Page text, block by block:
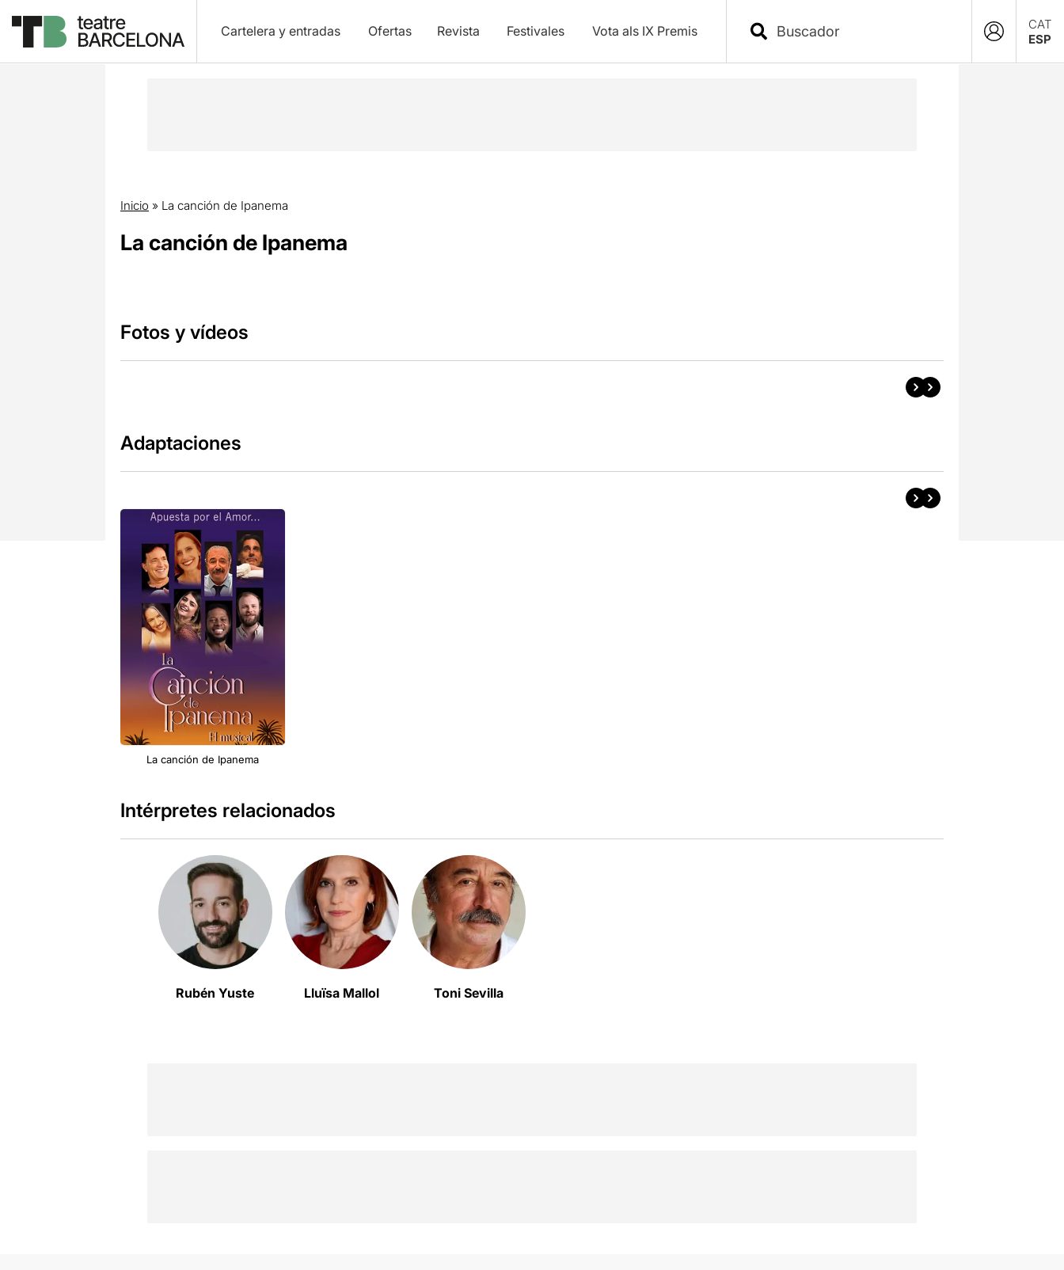
Cartelera y entradas Ofertas Revista Festivales Vota als IX Premis
CAT
ESP
Inicio » La canción de Ipanema
La canción de Ipanema
Fotos y vídeos
Adaptaciones
La canción de Ipanema
Intérpretes relacionados
Rubén Yuste Lluïsa Mallol Toni Sevilla